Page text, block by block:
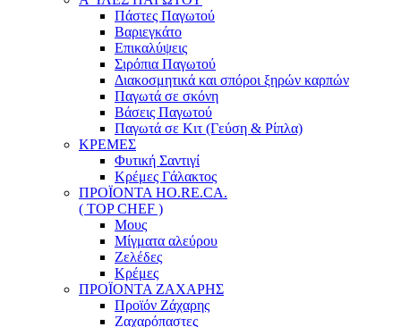
Πάστες Παγωτού
Βαριεγκάτο
Επικαλύψεις
Σιρόπια Παγωτού
Διακοσμητικά και σπόροι ξηρών καρπών
Παγωτά σε σκόνη
Βάσεις Παγωτού
Παγωτά σε Κιτ (Γεύση & Ρίπλα)
ΚΡΕΜΕΣ
Φυτική Σαντιγί
Κρέμες Γάλακτος
ΠΡΟΪΟΝΤΑ HO.RE.CA.
( TOP CHEF )
Μους
Μίγματα αλεύρου
Ζελέδες
Κρέμες
ΠΡΟΪΟΝΤΑ ΖΑΧΑΡΗΣ
Προϊόν Ζάχαρης
Ζαχαρόπαστες